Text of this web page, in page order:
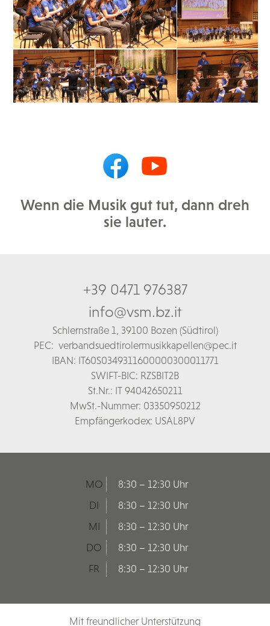
Wenn die Musik gut tut, dann dreh
sie lauter.
+39 0471 976387
info@vsm.bz.it
Schlernstraße 1, 39100 Bozen (Südtirol)
PEC: verbandsuedtirolermusikkapellen@pec.it
IBAN: IT60S0349311600000300011771
SWIFT-BIC: RZSBIT2B
St.Nr.: IT 94042650211
MwSt.-Nummer: 03350950212
Empfängerkodex: USAL8PV
MO
8:30 – 12:30 Uhr
DI
8:30 – 12:30 Uhr
MI
8:30 – 12:30 Uhr
DO
8:30 – 12:30 Uhr
FR
8:30 – 12:30 Uhr
Mit freundlicher Unterstützung